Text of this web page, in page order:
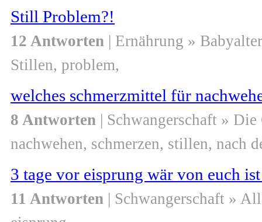
Still Problem?!
12 Antworten | Ernährung » Babyalter
Stillen, problem,
welches schmerzmittel für
8 Antworten | Schwangerschaft » Die
nachwehen, schmerzen, stillen, nach
3 tage vor eisprung wär von euch
11 Antworten | Schwangerschaft »